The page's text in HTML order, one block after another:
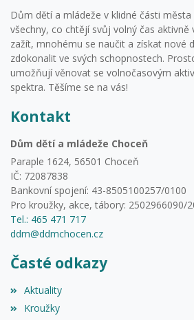
Dům dětí a mládeže v klidné části
všechny, co chtějí svůj volný čas aktivně
zažít, mnohému se naučit a získat nové
zdokonalit ve svých schopnostech.
umožňují věnovat se volnočasovým
spektra. Těšíme se na vás!
Kontakt
Dům dětí a mládeže Choceň
Paraple 1624, 56501 Choceň
IČ: 72087838
Bankovní spojení: 43-8505100257/0100
Pro kroužky, akce, tábory: 2502966090/
Tel.: 465 471 717
ddm@ddmchocen.cz
Časté odkazy
Aktuality
Kroužky